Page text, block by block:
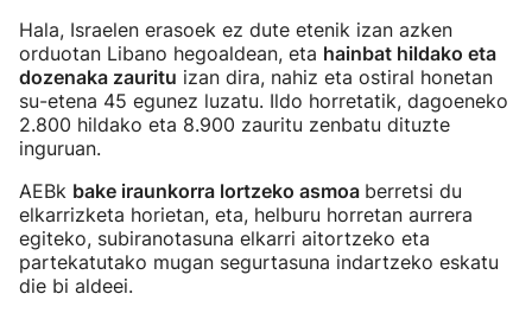
Hala, Israelen erasoek ez dute etenik izan azken
orduotan Libano hegoaldean, eta hainbat hildako eta
dozenaka zauritu izan dira, nahiz eta ostiral honetan
su-etena 45 egunez luzatu. Ildo horretatik, dagoeneko
2.800 hildako eta 8.900 zauritu zenbatu dituzte
inguruan.
AEBk bake iraunkorra lortzeko asmoa berretsi du
elkarrizketa horietan, eta, helburu horretan aurrera
egiteko, subiranotasuna elkarri aitortzeko eta
partekatutako mugan segurtasuna indartzeko eskatu
die bi aldeei.